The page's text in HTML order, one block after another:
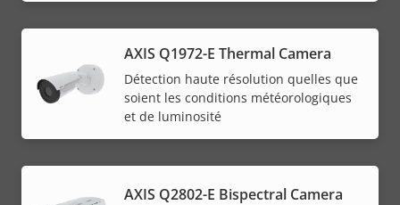
AXIS Q1972-E Thermal Camera
Détection haute résolution quelles que
soient les conditions météorologiques
et de luminosité
AXIS Q2802-E Bispectral Camera